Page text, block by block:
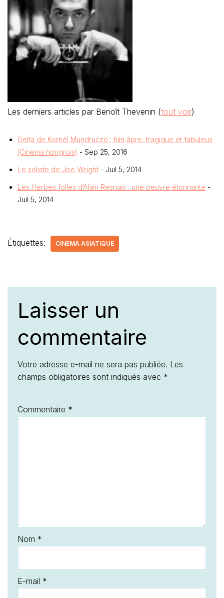
Les derniers articles par Benoît Thevenin (tout voir)
Delta de Kornél Mundruczó ; film âpre, tragique et fabuleux
(Cinema hongrois) - Sep 25, 2016
Le soliste de Joe Wright - Juil 5, 2014
Les Herbes folles d’Alain Resnais : une oeuvre étonnante -
Juil 5, 2014
Étiquettes: CINÉMA ASIATIQUE
Laisser un
commentaire
Votre adresse e-mail ne sera pas publiée. Les
champs obligatoires sont indiqués avec *
Commentaire *
Nom *
E-mail *